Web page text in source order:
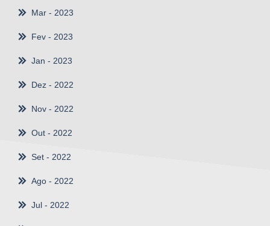
Mar - 2023
Fev - 2023
Jan - 2023
Dez - 2022
Nov - 2022
Out - 2022
Set - 2022
Ago - 2022
Jul - 2022